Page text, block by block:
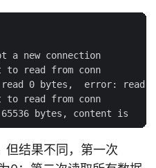
a new connection
to read from conn
read 0 bytes,  error: read
to read from conn
但结果不同，第一次